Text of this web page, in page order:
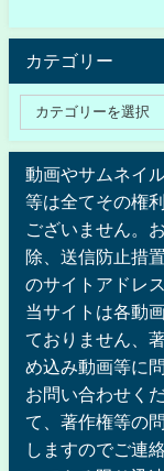
カテゴリー
動画やサムネイ
等は全てその権
ございません。
除、送信防止措
のサイトアドレ
当サイトは各動
ておりません、
め込み動画等に
お問い合わせく
て、著作権等の
しますのでご連